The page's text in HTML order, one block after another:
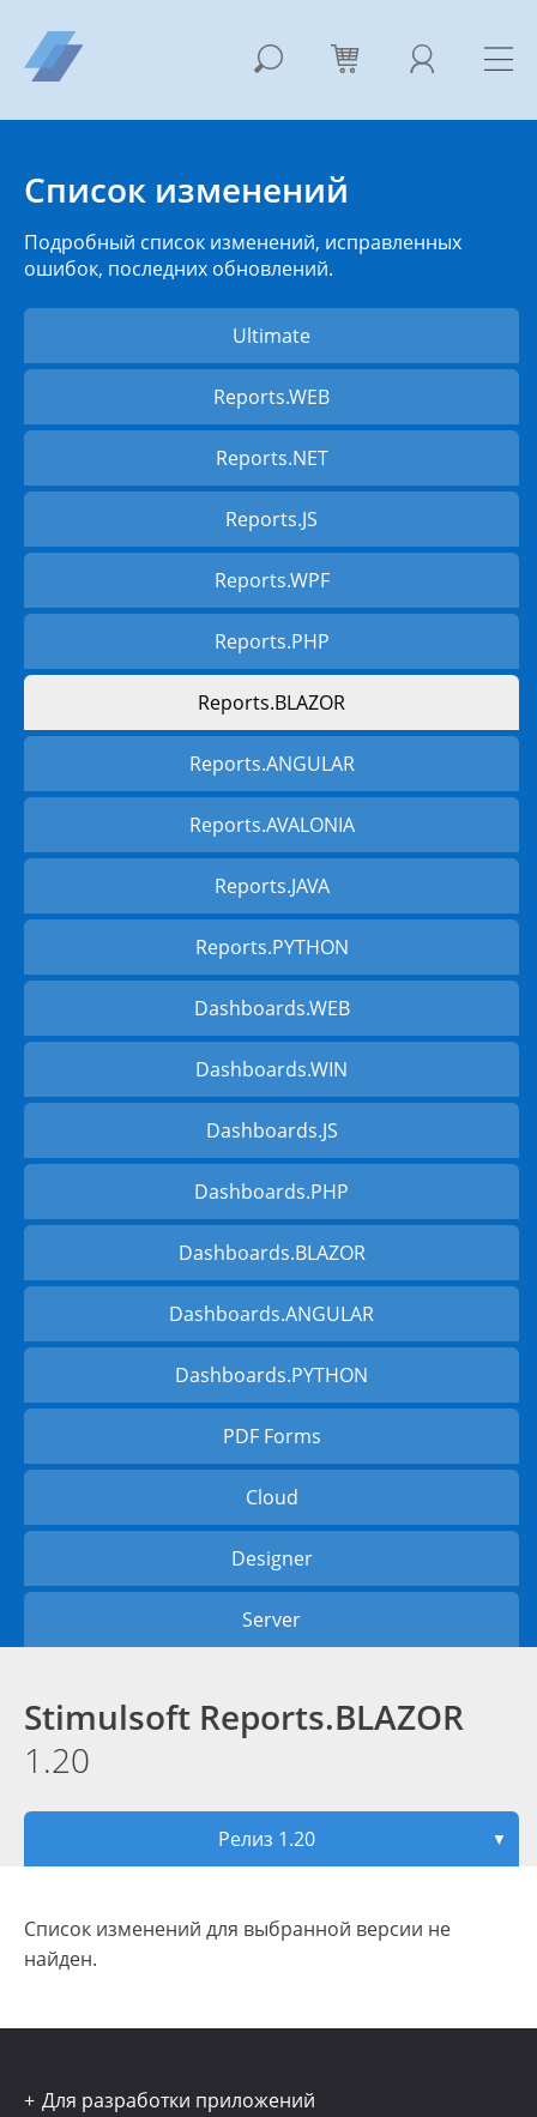
Список изменений
Подробный список изменений, исправленных
ошибок, последних обновлений.
Ultimate
Reports.WEB
Reports.NET
Reports.JS
Reports.WPF
Reports.PHP
Reports.BLAZOR
Reports.ANGULAR
Reports.AVALONIA
Reports.JAVA
Reports.PYTHON
Dashboards.WEB
Dashboards.WIN
Dashboards.JS
Dashboards.PHP
Dashboards.BLAZOR
Dashboards.ANGULAR
Dashboards.PYTHON
PDF Forms
Cloud
Designer
Server
Stimulsoft Reports.BLAZOR
1.20
Релиз 1.20 ▼
Список изменений для выбранной версии не
найден.
Для разработки приложений